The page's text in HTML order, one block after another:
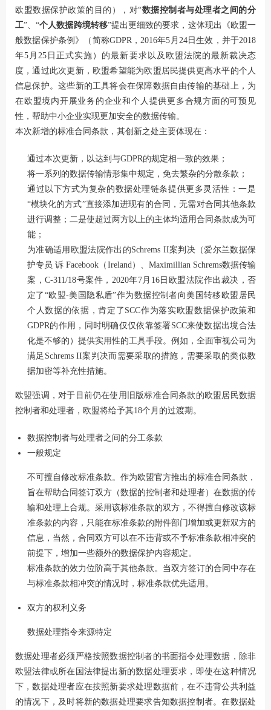
欧盟数据保护政策的目的），对“数据控制者与处理者之间的分
工”、“个人数据跨境转移”提出更细致的要求，这体现出《欧盟一
般数据保护条例》（简称GDPR，2016年5月24日生效，并于2018
年5月25日正式实施）的最新要求以及欧盟法院的最新裁决态
度，通过此次更新，欧盟希望能为欧盟居民提供更高水平的个人
信息保护。这些新的工具将会在保障数据自由传输的基础上，为
在欧盟境内开展业务的企业和个人提供更多合规方面的可预见
性，帮助中小企业实现更加安全的数据传输。
本次新增的标准合同条款，其创新之处主要体现在：
通过本次更新，以达到与GDPR的规定相一致的效果；
将一系列的数据传输情形集中规定，免去繁杂的分散条款；
通过以下方式为复杂的数据处理链条提供更多灵活性：一是
“模块化的方式”直接添加进现有的合同，无需对合同其他条款
进行调整；二是使超过两方以上的主体均适用合同条款成为可
能；
为准确适用欧盟法院作出的Schrems II案判决（爱尔兰数据保
护专员 诉 Facebook（Ireland）、Maximillian Schrems数据传输
案，C-311/18号案件，2020年7月16日欧盟法院作出裁决，否
定了“欧盟-美国隐私盾”作为数据控制者向美国转移欧盟居民
个人数据的依据，肯定了SCC作为落实欧盟数据保护政策和
GDPR的作用，同时明确仅仅依靠签署SCC来使数据出境合法
化是不够的）提供实用性的工具手段。例如，全面审视公司为
满足Schrems II案判决而需要采取的措施，需要采取的类似数
据加密等补充性措施。
欧盟强调，对于目前仍在使用旧版标准合同条款的欧盟居民数据
控制者和处理者，欧盟将给予其18个月的过渡期。
数据控制者与处理者之间的分工条款
一般规定
不可擅自修改标准条款。作为欧盟官方推出的标准合同条款，
旨在帮助合同签订双方（数据的控制者和处理者）在数据的传
输和处理上合规。采用该标准条款的双方，不得擅自修改该标
准条款的内容，只能在标准条款的附件部门增加或更新双方的
信息，当然，合同双方可以在不违背或不予标准条款相冲突的
前提下，增加一些额外的数据保护内容规定。
标准条款的效力位阶高于其他条款。当双方签订的合同中存在
与标准条款相冲突的情况时，标准条款优先适用。
双方的权利义务
数据处理指令来源特定
数据处理者必须严格按照数据控制者的书面指令处理数据，除非
欧盟法律或所在国法律提出新的数据处理要求，即使在这种情况
下，数据处理者应在按照新要求处理数据前，在不违背公共利益
的情况下，及时将新的数据处理要求告知数据控制者。在数据处